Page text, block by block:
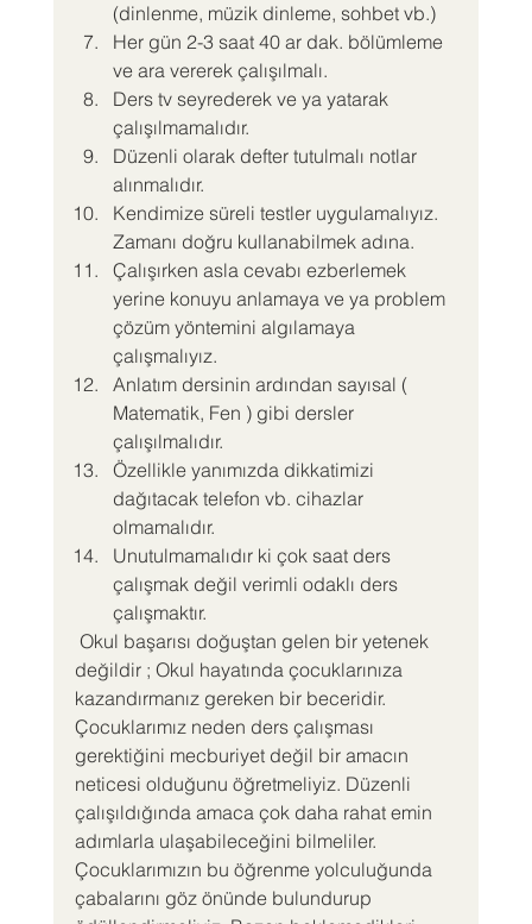
(dinlenme, müzik dinleme, sohbet vb.)
Her gün 2-3 saat 40 ar dak. bölümleme
ve ara vererek çalışılmalı.
Ders tv seyrederek ve ya yatarak
çalışılmamalıdır.
Düzenli olarak defter tutulmalı notlar
alınmalıdır.
Kendimize süreli testler uygulamalıyız.
Zamanı doğru kullanabilmek adına.
Çalışırken asla cevabı ezberlemek
yerine konuyu anlamaya ve ya problem
çözüm yöntemini algılamaya
çalışmalıyız.
Anlatım dersinin ardından sayısal (
Matematik, Fen ) gibi dersler
çalışılmalıdır.
Özellikle yanımızda dikkatimizi
dağıtacak telefon vb. cihazlar
olmamalıdır.
Unutulmamalıdır ki çok saat ders
çalışmak değil verimli odaklı ders
çalışmaktır.
değildir ; Okul hayatında çocuklarınıza
kazandırmanız gereken bir beceridir.
Çocuklarımız neden ders çalışması
gerektiğini mecburiyet değil bir amacın
neticesi olduğunu öğretmeliyiz. Düzenli
çalışıldığında amaca çok daha rahat emin
adımlarla ulaşabileceğini bilmeliler.
Çocuklarımızın bu öğrenme yolculuğunda
çabalarını göz önünde bulundurup